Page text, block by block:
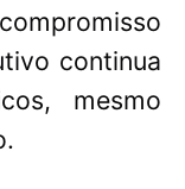
continua
mesmo